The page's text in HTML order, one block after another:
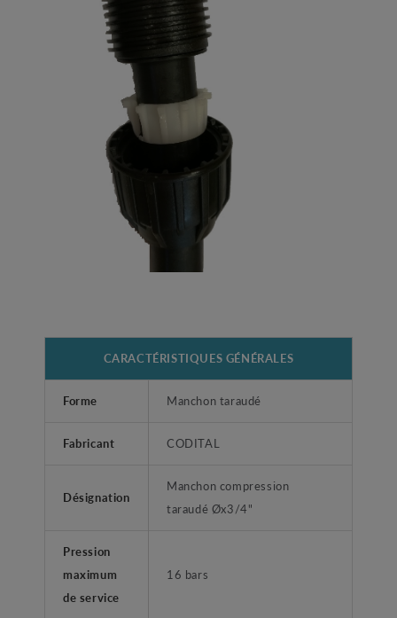
CARACTÉRISTIQUES GÉNÉRALES
Forme Manchon taraudé
Fabricant CODITAL
Désignation
Manchon compression
taraudé Øx3/4"
Pression
maximum
de service
16 bars